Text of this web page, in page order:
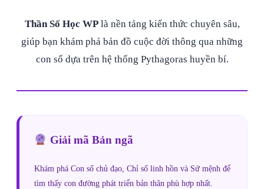
Thần Số Học WPlà nền tảng kiến thức chuyên sâu,
giúp bạn khám phá bản đồ cuộc đời thông qua những
con số dựa trên hệ thống Pythagoras huyền bí.
Giải mã Bản ngã
Khám phá Con số chủ đạo, Chỉ số linh hồn và Sứ mệnh để
tìm thấy con đường phát triển bản thân phù hợp nhất.